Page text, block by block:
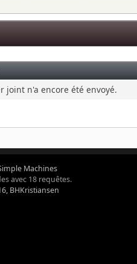
joint n'a encore été envoyé.
Machines
avec 18 requêtes.
BHKristiansen